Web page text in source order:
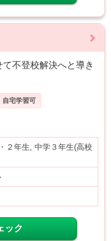
不登校解決へと導き
自宅学習可
２年生, 中学３年生(高校
ック